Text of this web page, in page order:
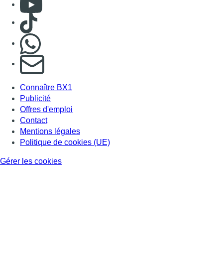
Consulter TikTok
S'abonner à notre newsletter
Connaître BX1
Publicité
Offres d'emploi
Contact
Mentions légales
Politique de cookies (UE)
Gérer les cookies